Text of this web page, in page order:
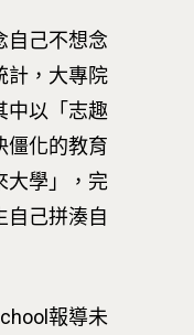
自己不想念
計，大專院
中以「志趣
僵化的教育
大學」，完
自己拼湊自
報導未